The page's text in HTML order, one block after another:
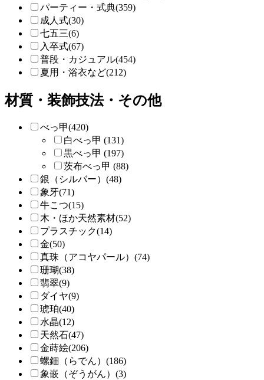
パーティー・式典(359)
成人式(30)
七五三(6)
入卒式(67)
普段・カジュアル(454)
夏用・浴衣など(212)
材質・装飾技法・その他
べっ甲(420)
白べっ甲 (131)
黒べっ甲 (197)
茨布べっ甲 (88)
銀（シルバー）(48)
象牙(71)
牛こつ(15)
木・ほか天然素材(52)
プラスチック(14)
金(50)
真珠（アコヤパール）(74)
珊瑚(38)
翡翠(9)
ダイヤ(9)
琥珀(40)
水晶(12)
天然石(47)
金蒔絵(206)
螺鈿（らでん）(186)
象嵌（ぞうがん）(3)